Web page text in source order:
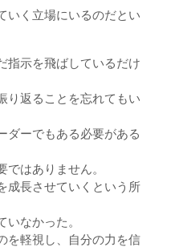
いく立場にいるのだとい
指示を飛ばしているだけ
り返ることを忘れてもい
ダーでもある必要がある
はありません。
成長させていくという所
なかった。
を軽視し、自分の力を信